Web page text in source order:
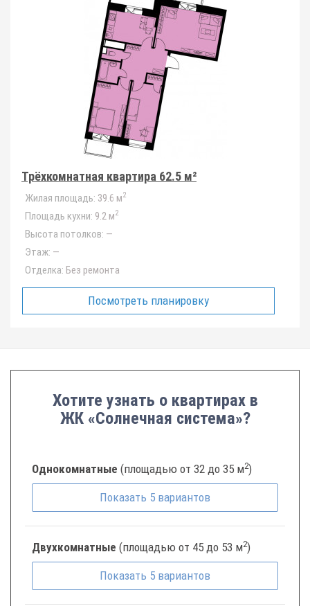
Трёхкомнатная квартира 62.5 м²
Жилая площадь: 39.6 м2
Площадь кухни: 9.2 м2
Высота потолков: —
Этаж: —
Отделка: Без ремонта
Посмотреть планировку
Хотите узнать о квартирах в
ЖК «Солнечная система»?
Однокомнатные (площадью от 32 до 35 м2)
Показать 5 вариантов
Двухкомнатные (площадью от 45 до 53 м2)
Показать 5 вариантов